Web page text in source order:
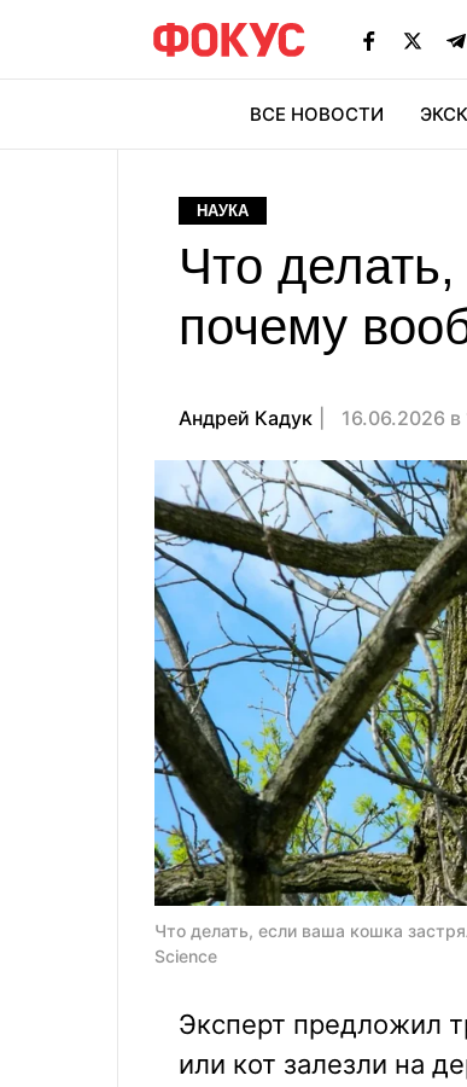
ВСЕ НОВОСТИ
НАУКА
Что
почему
Андрей Кадук 16.06.2026 в
Что делать, если ваша кошка
Science
Эксперт предложил
или кот залезли на